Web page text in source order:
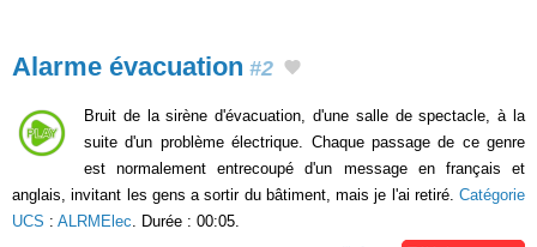
Alarme évacuation #2
Bruit de la sirène d'évacuation, d'une salle de spectacle, à la
suite d'un problème électrique. Chaque passage de ce genre
est normalement entrecoupé d'un message en français et
anglais, invitant les gens a sortir du bâtiment, mais je l'ai retiré. Catégorie
UCS : ALRMElec . Durée : 00:05.